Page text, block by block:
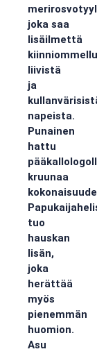
joka saa
lisäilmettä
liivistä
ja
napeista.
Punainen
hattu
kruunaa
tuo
hauskan
lisän,
joka
herättää
myös
pienemmän
huomion.
Asu